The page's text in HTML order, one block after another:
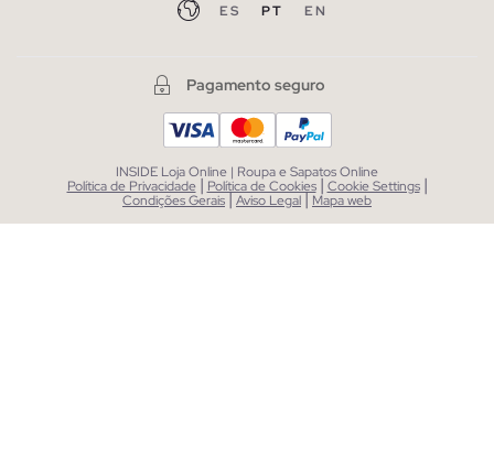
ES PT EN
Pagamento seguro
INSIDE Loja Online | Roupa e Sapatos Online
Política de Privacidade | Política de Cookies | Cookie Settings |
Condições Gerais|Aviso Legal| Mapa web